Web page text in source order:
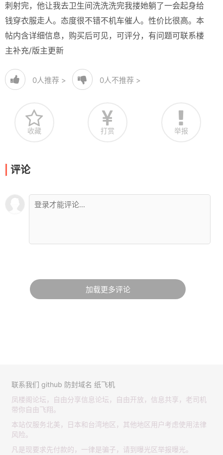
刺射完，他让我去卫生间洗洗洗完我搂她躺了一会起身给
钱穿衣服走人。态度很不错不机车催人。性价比很高。本
帖内含详细信息，购买后可见，可评分，有问题可联系楼
主补充/版主更新
0人推荐 > 0人不推荐 >
收藏 打赏 举报
评论
加载更多评论
联系我们 github 防封域名 纸飞机
凤楼阁论坛，自由分享信息论坛，自由开放，信息共享，老司机
带你自由飞翔。
本站仅服务北美，日本和台湾地区，其他地区用户考虑使用法律
风险。
凡是现要求先付款的，一律是骗子，请到曝光区举报曝光。